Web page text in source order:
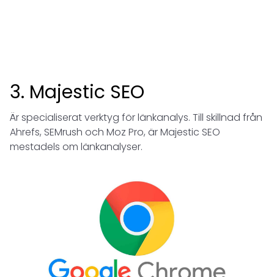
3. Majestic SEO
Är specialiserat verktyg för länkanalys. Till skillnad från
Ahrefs, SEMrush och Moz Pro, är Majestic SEO
mestadels om länkanalyser.